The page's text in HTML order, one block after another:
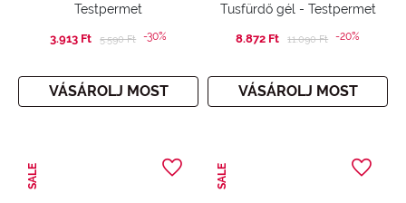
Testpermet
3.913 Ft Price reduced from
5.590 Ftto-30%
VÁSÁROLJ MOST
Tusfürdő gél - Testpermet
8.872 Ft Price reduced from
11.090 Ftto-20%
VÁSÁROLJ MOST
SALE SALE